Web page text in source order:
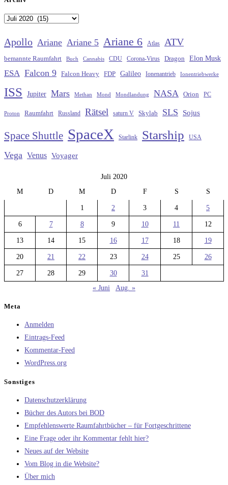
Archiv
Apollo Ariane Ariane 5 Ariane 6 Atlas ATV
bemannte Raumfahrt Buch Cannabis CDU Corona-Virus Dragon Elon Musk
ESA Falcon 9 Falcon Heavy FDP Galileo Ionenantrieb Ionentriebwerke
ISS Jupiter Mars Methan Mond Mondlandung NASA Orion PC
Proton Raumfahrt Russland Rätsel saturn V Skylab SLS Sojus
Space Shuttle SpaceX Starlink Starship USA
Vega Venus Voyager
Juli 2020
M
D M D F S S
1 2 3 4 5
6 7 8 9 10 11 12
13 14 15 16 17 18 19
20 21 22 23 24 25 26
27 28 29 30
31
« Juni
Aug. »
Meta
Anmelden
Eintrags-Feed
Kommentar-Feed
WordPress.org
Sonstiges
Datenschutzerklärung
Bücher des Autors bei BOD
Empfehlenswerte Raumfahrtbücher – für Fortgeschrittene
Eine Frage oder ihr Kommentar fehlt hier?
Neues auf der Website
Vom Blog in die Website?
Über mich